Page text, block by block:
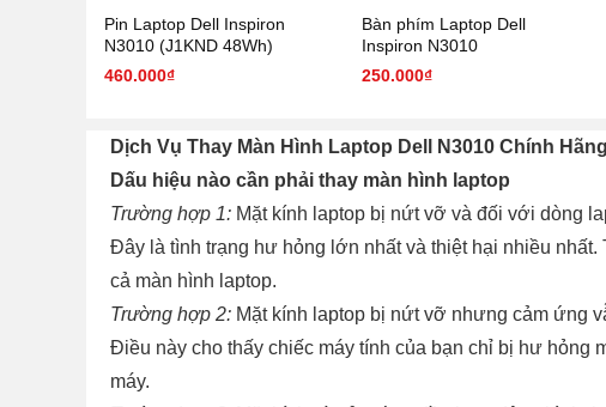
Pin Laptop Dell Inspiron
N3010 (J1KND 48Wh)
460.000₫
Bàn phím Laptop Dell
Inspiron N3010
250.000₫
Dịch Vụ Thay Màn Hình Laptop Dell N3010 Chính Hãng
Dấu hiệu nào cần phải thay màn hình laptop
Trường hợp 1: Mặt kính laptop bị nứt vỡ và đối với dòng
Đây là tình trạng hư hỏng lớn nhất và thiệt hại nhiều
cả màn hình laptop.
Trường hợp 2: Mặt kính laptop bị nứt vỡ nhưng cảm ứng
Điều này cho thấy chiếc máy tính của bạn chỉ bị hư hỏng
máy.